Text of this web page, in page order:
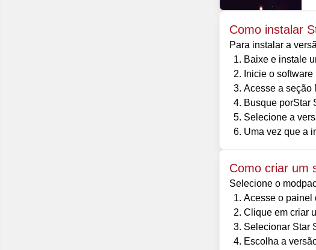
Como instalar
Para instalar a
Baixe e instale
Inicie o software
Acesse a seção
Busque porStar
Selecione a
Uma vez que a
Como criar um
Selecione o
Acesse o painel
Clique em criar
Selecionar Star
Escolha a